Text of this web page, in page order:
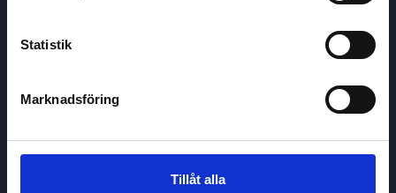
Statistik
Marknadsföring
Tillåt alla
OmAktiekampen